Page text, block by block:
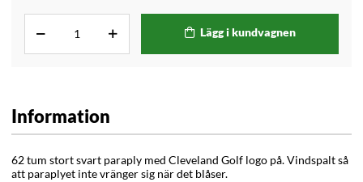
Lägg i kundvagnen
Information
62 tum stort svart paraply med Cleveland Golf logo på. Vindspalt så
att paraplyet inte vränger sig när det blåser.